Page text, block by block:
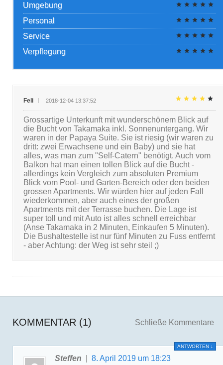
Umgebung
Personal
Service
Verpflegung
Feli 2018-12-04 13:37:52
Grossartige Unterkunft mit wunderschönem Blick auf
die Bucht von Takamaka inkl. Sonnenuntergang. Wir
waren in der Papaya Suite. Sie ist riesig (wir waren zu
dritt: zwei Erwachsene und ein Baby) und sie hat
alles, was man zum "Self-Catern" benötigt. Auch vom
Balkon hat man einen tollen Blick auf die Bucht -
allerdings kein Vergleich zum absoluten Premium
Blick vom Pool- und Garten-Bereich oder den beiden
grossen Apartments. Wir würden hier auf jeden Fall
wiederkommen, aber auch eines der großen
Apartments mit der Terrasse buchen. Die Lage ist
super toll und mit Auto ist alles schnell erreichbar
(Anse Takamaka in 2 Minuten, Einkaufen 5 Minuten).
Die Bushaltestelle ist nur fünf Minuten zu Fuss entfernt
- aber Achtung: der Weg ist sehr steil ;)
Schließe Kommentare
KOMMENTAR (1)
Steffen 8. April 2019 um 18:23
ANTWORTEN ↓